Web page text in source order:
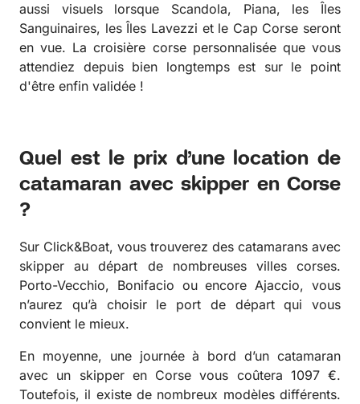
aussi visuels lorsque Scandola, Piana, les Îles
Sanguinaires, les Îles Lavezzi et le Cap Corse seront
en vue. La croisière corse personnalisée que vous
attendiez depuis bien longtemps est sur le point
d'être enfin validée !
Quel est le prix d’une location de
catamaran avec skipper en Corse
?
Sur Click&Boat, vous trouverez des catamarans avec
skipper au départ de nombreuses villes corses.
Porto-Vecchio, Bonifacio ou encore Ajaccio, vous
n’aurez qu’à choisir le port de départ qui vous
convient le mieux.
En moyenne, une journée à bord d’un catamaran
avec un skipper en Corse vous coûtera 1097 €.
Toutefois, il existe de nombreux modèles différents.